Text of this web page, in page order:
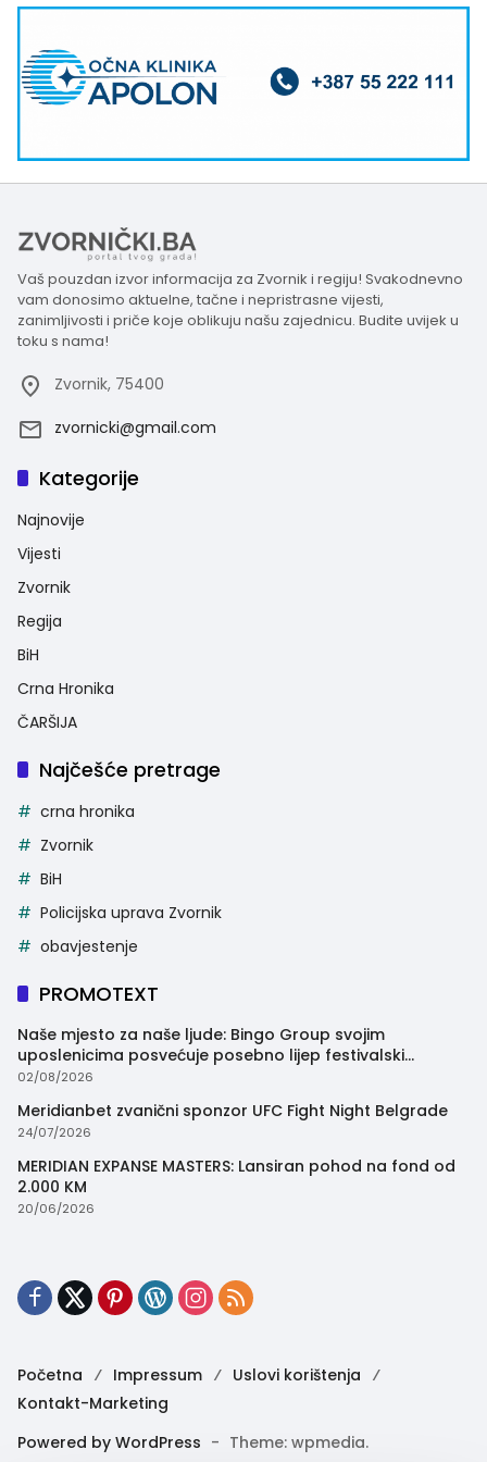
Vaš pouzdan izvor informacija za Zvornik i regiju! Svakodnevno
vam donosimo aktuelne, tačne i nepristrasne vijesti,
zanimljivosti i priče koje oblikuju našu zajednicu. Budite uvijek u
toku s nama!
Zvornik, 75400
zvornicki@gmail.com
Kategorije
Najnovije
Vijesti
Zvornik
Regija
BiH
Crna Hronika
ČARŠIJA
Najčešće pretrage
crna hronika
Zvornik
BiH
Policijska uprava Zvornik
obavjestenje
PROMOTEXT
Naše mjesto za naše ljude: Bingo Group svojim
uposlenicima posvećuje posebno lijep festivalski
trenutak
02/08/2026
Meridianbet zvanični sponzor UFC Fight Night Belgrade
24/07/2026
MERIDIAN EXPANSE MASTERS: Lansiran pohod na fond od
2.000 KM
20/06/2026
Početna Impressum
Uslovi korištenja
Kontakt-Marketing
Powered by WordPress - Theme: wpmedia.